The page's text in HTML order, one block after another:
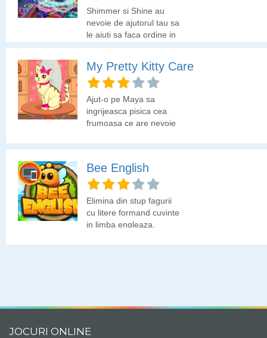
Shimmer si Shine au
nevoie de ajutorul tau sa
le ajuti sa faca ordine in
hainute.
My Pretty Kitty Care
Ajut-o pe Maya sa
ingrijeasca pisica cea
frumoasa ce are nevoie
Bee English
Elimina din stup fagurii
cu litere formand cuvinte
in limba engleaza.
JOCURI ONLINE